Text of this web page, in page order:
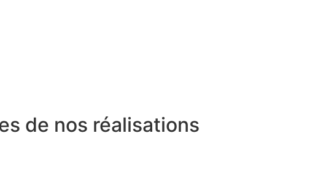
de nos réalisations